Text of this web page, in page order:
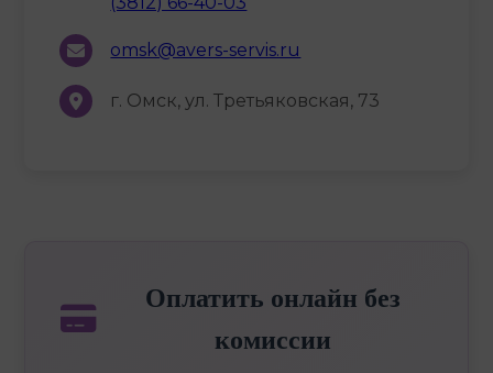
omsk@avers-servis.ru
г. Омск, ул. Третьяковская, 73
Оплатить онлайн без
комиссии